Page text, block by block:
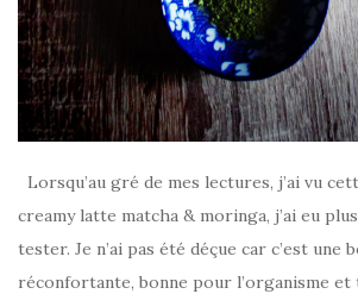
Lorsqu’au gré de mes lectures, j’ai vu
creamy latte matcha & moringa, j’ai eu
tester. Je n’ai pas été déçue car c’est une
réconfortante, bonne pour l’organisme et